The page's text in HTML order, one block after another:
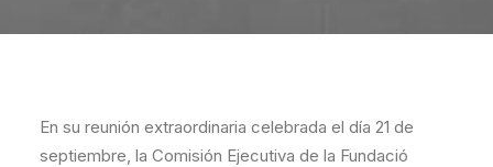
En su reunión extraordinaria celebrada el día 21 de
septiembre, la Comisión Ejecutiva de la Fundació